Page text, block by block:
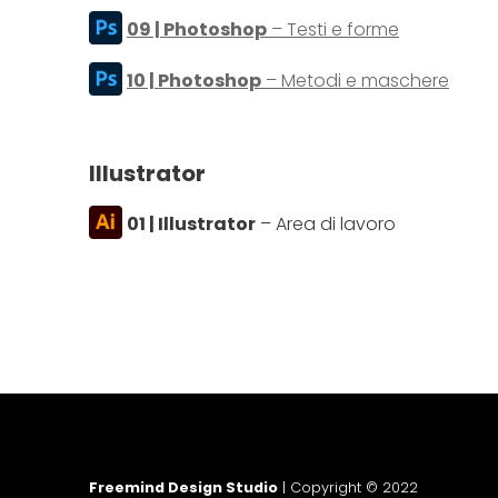
09 | Photoshop – Testi e forme
10 | Photoshop – Metodi e maschere
Illustrator
01 | Illustrator – Area di lavoro
Freemind Design Studio | Copyright © 2022